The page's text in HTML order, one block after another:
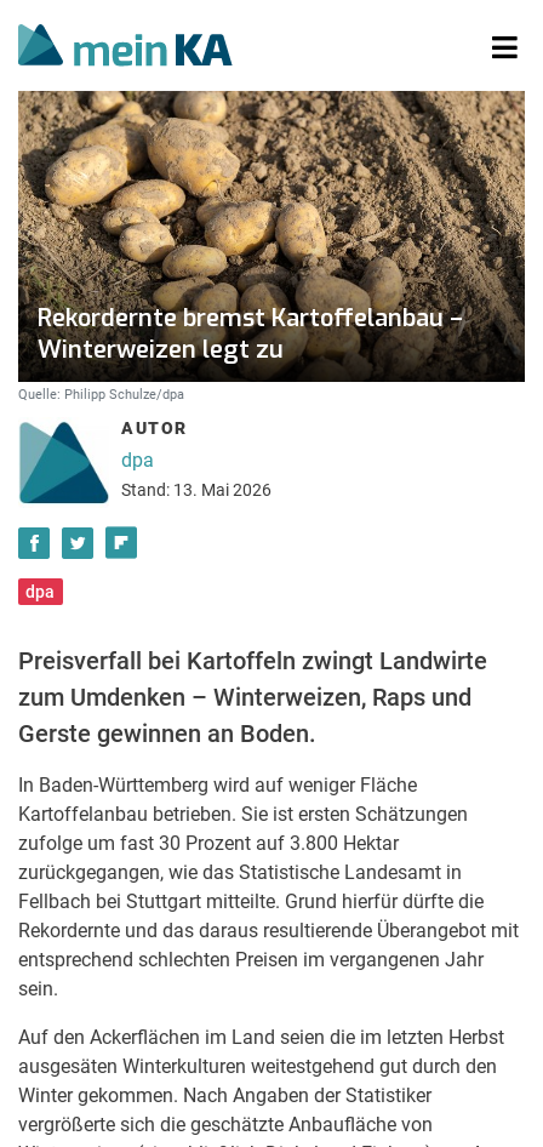
Rekordernte bremst Kartoffelanbau –
Winterweizen legt zu
Quelle: Philipp Schulze/dpa
AUTOR
dpa
Stand: 13. Mai 2026
dpa
Preisverfall bei Kartoffeln zwingt Landwirte
zum Umdenken – Winterweizen, Raps und
Gerste gewinnen an Boden.
In Baden-Württemberg wird auf weniger Fläche
Kartoffelanbau betrieben. Sie ist ersten Schätzungen
zufolge um fast 30 Prozent auf 3.800 Hektar
zurückgegangen, wie das Statistische Landesamt in
Fellbach bei Stuttgart mitteilte. Grund hierfür dürfte die
Rekordernte und das daraus resultierende Überangebot mit
entsprechend schlechten Preisen im vergangenen Jahr
sein.
Auf den Ackerflächen im Land seien die im letzten Herbst
ausgesäten Winterkulturen weitestgehend gut durch den
Winter gekommen. Nach Angaben der Statistiker
vergrößerte sich die geschätzte Anbaufläche von